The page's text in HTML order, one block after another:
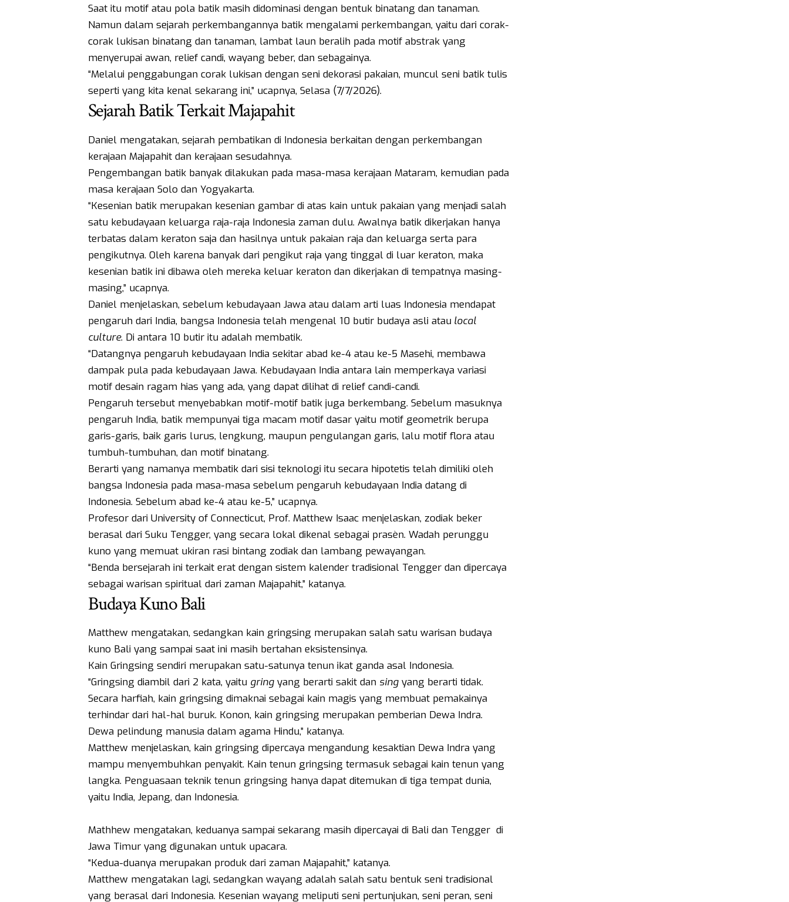
Saat itu motif atau pola batik masih didominasi dengan bentuk binatang dan tanaman.
Namun dalam sejarah perkembangannya batik mengalami perkembangan, yaitu dari corak-
corak lukisan binatang dan tanaman, lambat laun beralih pada motif abstrak yang
menyerupai awan, relief candi, wayang beber, dan sebagainya.
“Melalui penggabungan corak lukisan dengan seni dekorasi pakaian, muncul seni batik tulis
seperti yang kita kenal sekarang ini,” ucapnya, Selasa (7/7/2026).
Sejarah Batik Terkait Majapahit
Daniel mengatakan, sejarah pembatikan di Indonesia berkaitan dengan perkembangan
kerajaan Majapahit dan kerajaan sesudahnya.
Pengembangan batik banyak dilakukan pada masa-masa kerajaan Mataram, kemudian pada
masa kerajaan Solo dan Yogyakarta.
“Kesenian batik merupakan kesenian gambar di atas kain untuk pakaian yang menjadi salah
satu kebudayaan keluarga raja-raja Indonesia zaman dulu. Awalnya batik dikerjakan hanya
terbatas dalam keraton saja dan hasilnya untuk pakaian raja dan keluarga serta para
pengikutnya. Oleh karena banyak dari pengikut raja yang tinggal di luar keraton, maka
kesenian batik ini dibawa oleh mereka keluar keraton dan dikerjakan di tempatnya masing-
masing,” ucapnya.
Daniel menjelaskan, sebelum kebudayaan Jawa atau dalam arti luas Indonesia mendapat
pengaruh dari India, bangsa Indonesia telah mengenal 10 butir budaya asli atau local
culture. Di antara 10 butir itu adalah membatik.
“Datangnya pengaruh kebudayaan India sekitar abad ke-4 atau ke-5 Masehi, membawa
dampak pula pada kebudayaan Jawa. Kebudayaan India antara lain memperkaya variasi
motif desain ragam hias yang ada, yang dapat dilihat di relief candi-candi.
Pengaruh tersebut menyebabkan motif-motif batik juga berkembang. Sebelum masuknya
pengaruh India, batik mempunyai tiga macam motif dasar yaitu motif geometrik berupa
garis-garis, baik garis lurus, lengkung, maupun pengulangan garis, lalu motif flora atau
tumbuh-tumbuhan, dan motif binatang.
Berarti yang namanya membatik dari sisi teknologi itu secara hipotetis telah dimiliki oleh
bangsa Indonesia pada masa-masa sebelum pengaruh kebudayaan India datang di
Indonesia. Sebelum abad ke-4 atau ke-5,” ucapnya.
Profesor dari University of Connecticut, Prof. Matthew Isaac menjelaskan, zodiak beker
berasal dari Suku Tengger, yang secara lokal dikenal sebagai prasèn. Wadah perunggu
kuno yang memuat ukiran rasi bintang zodiak dan lambang pewayangan.
“Benda bersejarah ini terkait erat dengan sistem kalender tradisional Tengger dan dipercaya
sebagai warisan spiritual dari zaman Majapahit,” katanya.
Budaya Kuno Bali
Matthew mengatakan, sedangkan kain gringsing merupakan salah satu warisan budaya
kuno Bali yang sampai saat ini masih bertahan eksistensinya.
Kain Gringsing sendiri merupakan satu-satunya tenun ikat ganda asal Indonesia.
“Gringsing diambil dari 2 kata, yaitu gringyang berarti sakit dan singyang berarti tidak.
Secara harfiah, kain gringsing dimaknai sebagai kain magis yang membuat pemakainya
terhindar dari hal-hal buruk. Konon, kain gringsing merupakan pemberian Dewa Indra.
Dewa pelindung manusia dalam agama Hindu,” katanya.
Matthew menjelaskan, kain gringsing dipercaya mengandung kesaktian Dewa Indra yang
mampu menyembuhkan penyakit. Kain tenun gringsing termasuk sebagai kain tenun yang
langka. Penguasaan teknik tenun gringsing hanya dapat ditemukan di tiga tempat dunia,
yaitu India, Jepang, dan Indonesia.
Mathhew mengatakan, keduanya sampai sekarang masih dipercayai di Bali dan Tengger di
Jawa Timur yang digunakan untuk upacara.
“Kedua-duanya merupakan produk dari zaman Majapahit,” katanya.
Matthew mengatakan lagi, sedangkan wayang adalah salah satu bentuk seni tradisional
yang berasal dari Indonesia. Kesenian wayang meliputi seni pertunjukan, seni peran, seni